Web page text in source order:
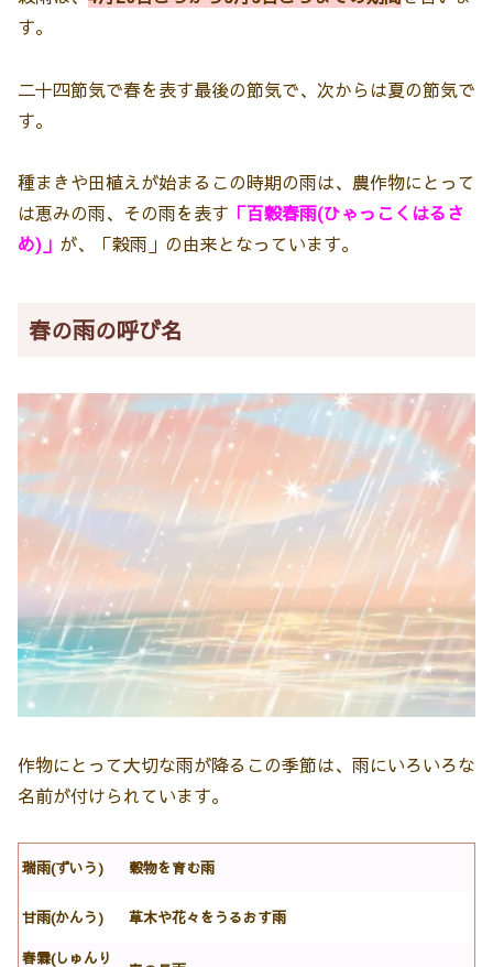
す。
二十四節気で春を表す最後の節気で、次からは夏の節気で
す。
種まきや田植えが始まるこの時期の雨は、農作物にとって
は恵みの雨、その雨を表す 「百穀春雨(ひゃっこくはるさ
め)」 が、「穀雨」の由来となっています。
春の雨の呼び名
作物にとって大切な雨が降るこの季節は、雨にいろいろな
名前が付けられています。
瑞雨(ずいう) 穀物を育む雨
甘雨(かんう) 草木や花々をうるおす雨
春霖(しゅんり